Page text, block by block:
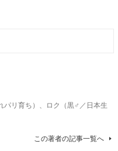
パリ育ち）、ロク（黒♂／日本生
この著者の記事一覧へ